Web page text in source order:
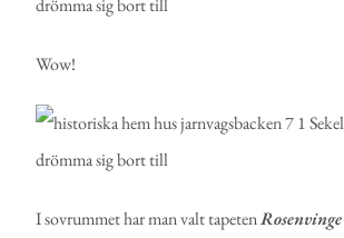
Wow!
I sovrummet har man valt tapetenRosenvinge